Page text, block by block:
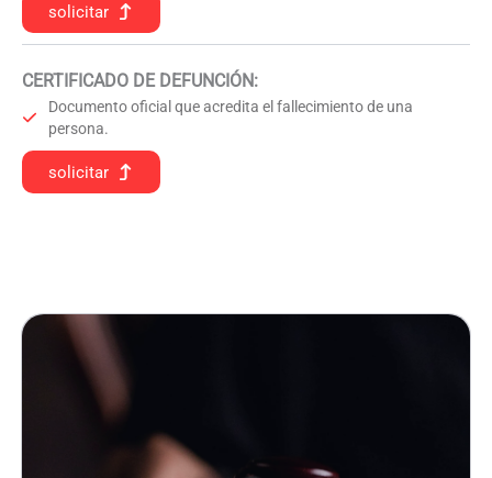
solicitar
CERTIFICADO DE DEFUNCIÓN:
Documento oficial que acredita el fallecimiento de una
persona.
solicitar